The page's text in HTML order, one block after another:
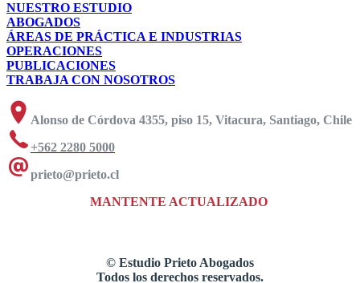
NUESTRO ESTUDIO
ABOGADOS
ÁREAS DE PRÁCTICA E INDUSTRIAS
OPERACIONES
PUBLICACIONES
TRABAJA CON NOSOTROS
Alonso de Córdova 4355, piso 15, Vitacura, Santiago, Chile
+562 2280 5000
prieto@prieto.cl
MANTENTE ACTUALIZADO
© Estudio Prieto Abogados
Todos los derechos reservados.